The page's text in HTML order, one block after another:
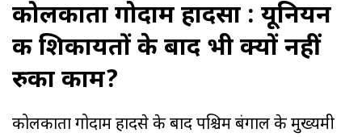
कोलकाता गोदाम हादसा : यूनियन
की शिकायतों के बाद भी क्यों नहीं
रुका काम?
कोलकाता गोदाम हादसे के बाद पश्चिम बंगाल के मुख्यमंत्री